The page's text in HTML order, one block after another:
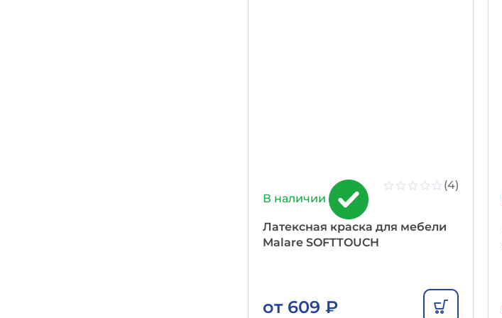
В наличии
(4)
Латексная краска для мебели
Malare SOFTTOUCH
от 609 ₽